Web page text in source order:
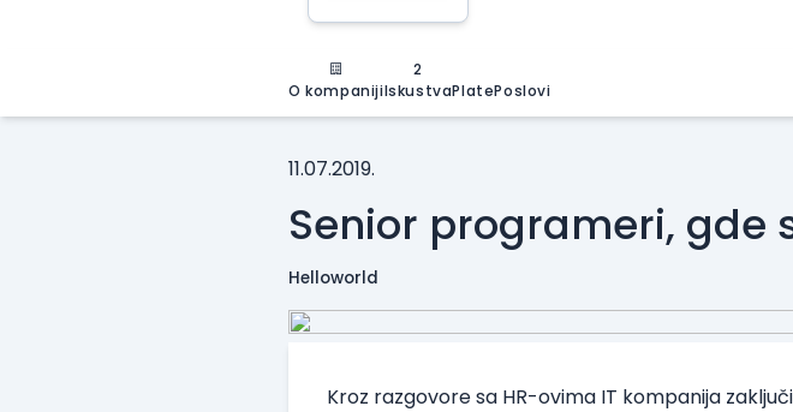
O kompaniji
2
IskustvaPlatePoslovi
11.07.2019.
Senior programeri, gde
Helloworld
Kroz razgovore sa HR-ovima IT kompanija